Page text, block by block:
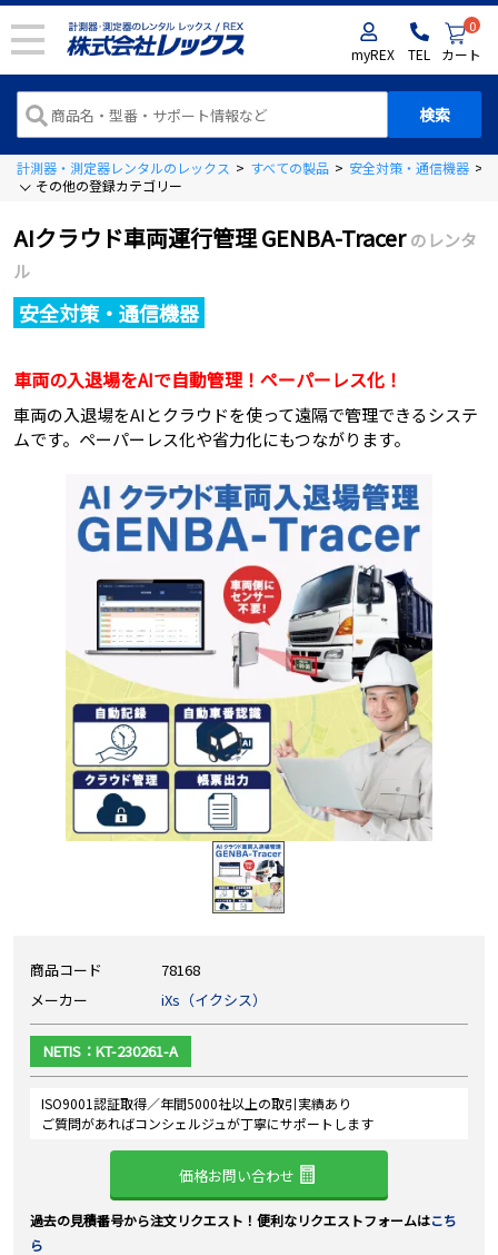
myREX TEL
0
カート
計測器・測定器レンタルのレックス > すべての製品 > 安全対策・通信機器 >
その他の登録カテゴリー
AIクラウド車両運行管理 GENBA-Tracer のレンタ
ル
安全対策・通信機器
車両の入退場をAIで自動管理！ペーパーレス化！
車両の入退場をAIとクラウドを使って遠隔で管理できるシステ
ムです。ペーパーレス化や省力化にもつながります。
商品コード
78168
メーカー
iXs（イクシス）
NETIS：KT-230261-A
ISO9001認証取得／年間5000社以上の取引実績あり
ご質問があればコンシェルジュが丁寧にサポートします
価格お問い合わせ
過去の見積番号から注文リクエスト！便利なリクエストフォームはこち
ら